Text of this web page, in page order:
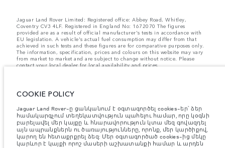
Jaguar Land Rover Limited: Registered office: Abbey Road, Whitley,
Coventry CV3 4LF. Registered in England No: 1672070 The figures
provided are as a result of official manufacturer's tests in accordance with
EU legislation. A vehicle's actual fuel consumption may differ from that
achieved in such tests and these figures are for comparative purposes only.
The information, specification, prices and colours on this website may vary
from market to market and are subject to change without notice. Please
contact your local dealer for local availability and prices.
տեղադրված այլ պարագաներն ազդում են օգտակար բեռով
բեռնունակության վրա։ Համոզվե՛ք, որ աքսեսուարներով,
բեռնվածության ժամանակ մեքենայի համախառն քաշը և առանցքի
առավելագույն բեռնվածությունը չեն գերազանցվում։
Կարևոր գրառում պատկերների և տեխնիկական բնութագրերի
վերաբերյալ:Կիսահաղորդիչների համաշխարհային պակասը
ներկայումս ազդում է տրանսպորտային միջոցների տեխնիկական
COOKIE POLICY
Jaguar Land Rover-ը ցանկանում է օգտագործել cookies-եր՝ ձեր
համակարգչում տեղեկատվություն պահելու համար, որը կօգնի
բարելավել մեր կայքը և հնարավորություն կտա մեզ գովազդել
այն ապրանքներն ու ծառայությունները, որոնք, մեր կարծիքով,
կարող են հետաքրքրել ձեզ: Մեր օգտագործած cookies-ից մեկը
կարևոր է կայքի որոշ մասերի աշխատանքի համար և արդեն